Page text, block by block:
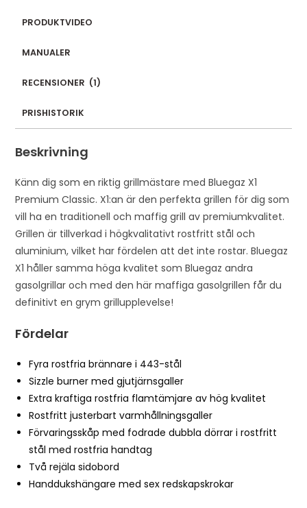
o
i
t
h
e
w
a
i
t
l
s
PRODUKTVIDEO
MANUALER
RECENSIONER (1)
PRISHISTORIK
Beskrivning
Känn dig som en riktig grillmästare med Bluegaz X1
Premium Classic. X1:an är den perfekta grillen för dig som
vill ha en traditionell och maffig grill av premiumkvalitet.
Grillen är tillverkad i högkvalitativt rostfritt stål och
aluminium, vilket har fördelen att det inte rostar. Bluegaz
X1 håller samma höga kvalitet som Bluegaz andra
gasolgrillar och med den här maffiga gasolgrillen får du
definitivt en grym grillupplevelse!
Fördelar
Fyra rostfria brännare i 443-stål
Sizzle burner med gjutjärnsgaller
Extra kraftiga rostfria flamtämjare av hög kvalitet
Rostfritt justerbart varmhållningsgaller
Förvaringsskåp med fodrade dubbla dörrar i rostfritt
stål med rostfria handtag
Två rejäla sidobord
Handdukshängare med sex redskapskrokar